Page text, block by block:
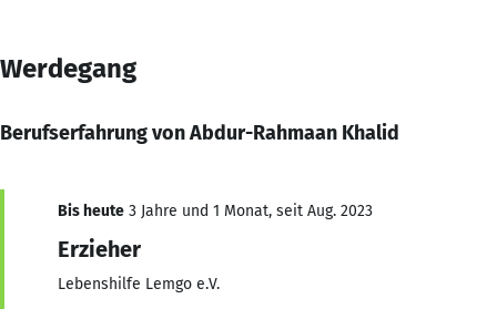
Werdegang
Berufserfahrung von Abdur-Rahmaan Khalid
Bis heute 3 Jahre und 1 Monat, seit Aug. 2023
Erzieher
Lebenshilfe Lemgo e.V.